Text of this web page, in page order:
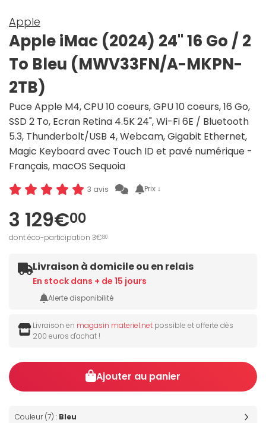
Apple
Apple iMac (2024) 24" 16 Go / 2
To Bleu (MWV33FN/A-MKPN-
2TB)
Puce Apple M4, CPU 10 coeurs, GPU 10 coeurs, 16 Go,
SSD 2 To, Ecran Retina 4.5K 24", Wi-Fi 6E / Bluetooth
5.3, Thunderbolt/USB 4, Webcam, Gigabit Ethernet,
Magic Keyboard avec Touch ID et pavé numérique -
Français, macOS Sequoia
3 avis Prix ↓
3 129€00
dont éco-participation 3€80
Livraison à domicile ou en relais
En stock dans + de 15 jours
Alerte disponibilité
Livraison en magasin materiel.net possible et offerte dès
200 euros d'achat !
Ajouter au panier
Couleur (7) : Bleu